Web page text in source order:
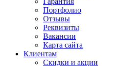
Портфолио
Отзывы
Реквизиты
Вакансии
Карта сайта
Клиентам
Скидки и акции